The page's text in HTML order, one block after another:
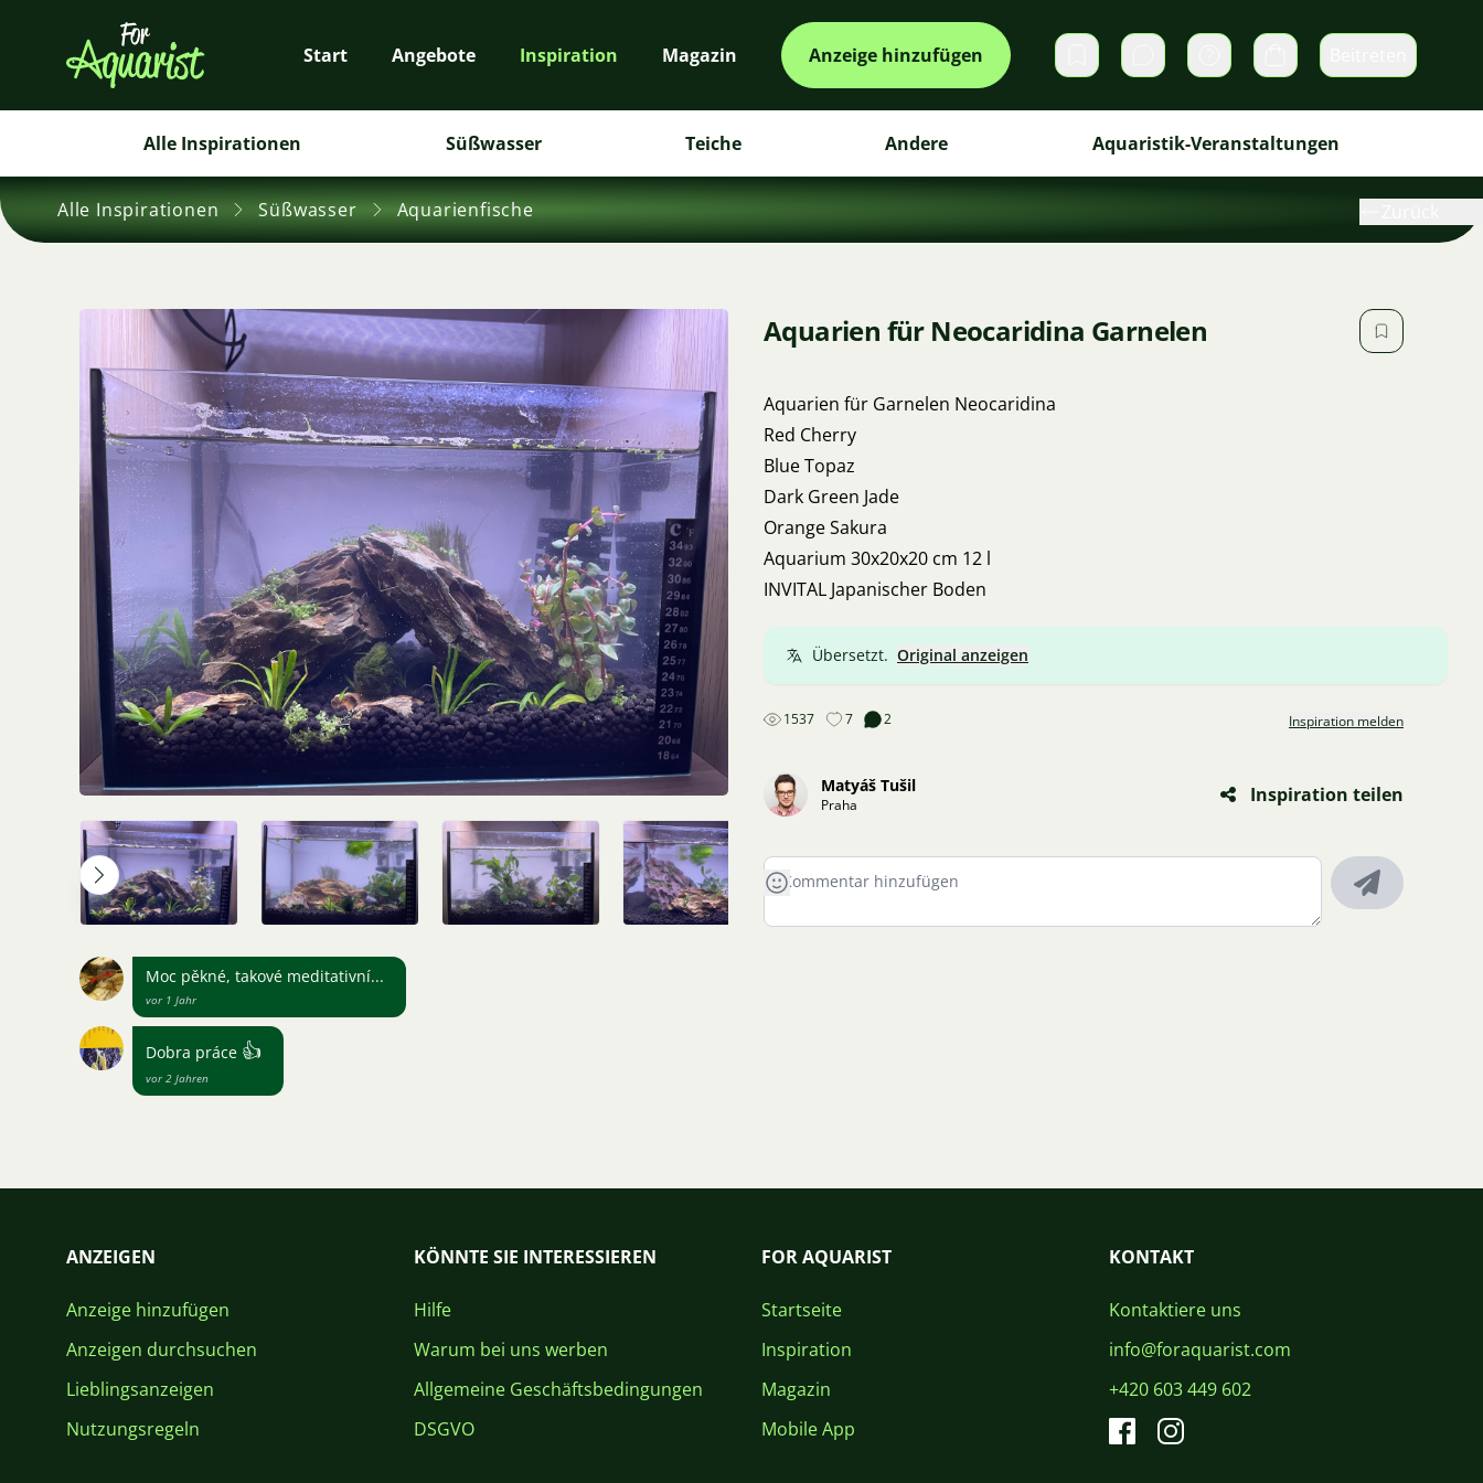
Start Angebote Inspiration Magazin Anzeige hinzufügen DirektnachrichtenWarenkorb
Alle Inspirationen Süßwasser Teiche Andere Aquaristik-Veranstaltungen
Alle Inspirationen Süßwasser Aquarienfische
Aquarien für Neocaridina Garnelen
Aquarien für Garnelen Neocaridina
Red Cherry
Blue Topaz
Dark Green Jade
Orange Sakura
Aquarium 30x20x20 cm 12 l
INVITAL Japanischer Boden
Übersetzt. Original anzeigen
1537 7 2 Inspiration melden
Matyáš Tušil
Praha Inspiration teilen
Moc pěkné, takové meditativní...
vor 1 Jahr
Dobra práce 👍
vor 2 Jahren
ANZEIGEN
Anzeige hinzufügen
Anzeigen durchsuchen
Lieblingsanzeigen
Nutzungsregeln
KÖNNTE SIE INTERESSIEREN
Hilfe
Warum bei uns werben
Allgemeine Geschäftsbedingungen
DSGVO
FOR AQUARIST
Startseite
Inspiration
Magazin
Mobile App
KONTAKT
Kontaktiere uns
info@foraquarist.com
+420 603 449 602